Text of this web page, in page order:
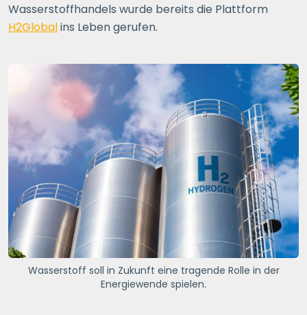
Wasserstoffhandels wurde bereits die Plattform
H2Globalins Leben gerufen.
Wasserstoff soll in Zukunft eine tragende Rolle in der
Energiewende spielen.